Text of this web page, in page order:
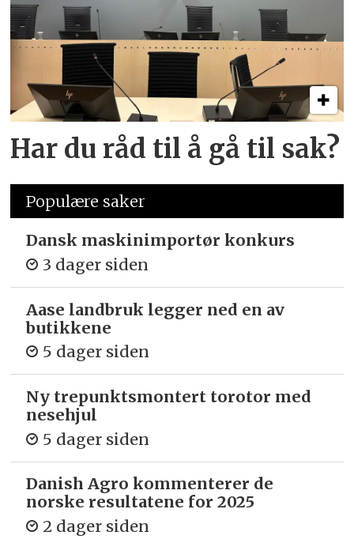
Har du råd til å gå til sak?
Populære saker
Dansk maskinimportør konkurs
3 dager siden
Aase landbruk legger ned en av
butikkene
5 dager siden
Ny trepunkts­montert torotor med
nesehjul
5 dager siden
Danish Agro kommenterer de
norske resultatene for 2025
2 dager siden